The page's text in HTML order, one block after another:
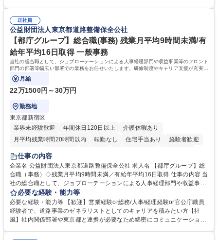
業務をお任せします。残業も基本的には発生せず、ご自身のペースで業務
を進めやすく定着率の高い環境です。 募集職種 東京【経理・総務】週1日
出社程度のリモート中心/残業基本無/独立系ファーム
【働き方について】現在は週4日程度の在宅勤務を実施しており、ワーク
ライフバランスを重視する方に最適な環境です（フルリモートも面接で相
談可）。【求める人物像】幅広いバックオフィス業務に柔軟に対応でき、
社内外と円滑にコミュニケーションを取りながら業務を推進できる方 学
歴・資格 学歴：大学院 大学 高専 短大 専修学校 高校 語学力： 資格：
正社員
公益財団法人東京都道路整備保全公社
【都庁グループ】総合職(事務) 残業月平均9時間未満/有
給年平均16日取得 一般事務
当社の総合職として、ジョブローテーションによる人事経理部門や収益事業等のフロント
部門の部署等幅広い部署での業務をお任せいたします。研修制度やキャリア支援が充実し
ております！ ※下記業務詳細
月給
22万1500円～30万円
勤務地
東京都新宿区
業界未経験歓迎
年間休日120日以上
介護休暇あり
月平均残業時間20時間以内
転勤なし 住宅手当あり
経験者歓迎
研修あり
退職金あり
駅近5分以内
資格取得手当あり 食事補助あり
仕事の内容
企業名 公益財団法人東京都道路整備保全公社 求人名 【都庁グループ】総
合職（事務）◇残業月平均9時間未満／有給年平均16日取得 仕事の内容 当
社の総合職として、ジョブローテーションによる人事経理部門や収益事業
等のフロント部門の部署等幅広い部署での業務をお任せいたします。研修
制度やキャリア支援が充実しております！ ※下記業務詳細 【業務詳細】■
管理部門：広報、人事、経理など当公社の運営に係る管理業務 ■収益部
門：駐車場の新規開拓、管理運営、新宿駅西口広場の「イベントコーナ
必要な経験・能力等
必要な経験・能力等 【歓迎】営業経験or総務/人事/経理経験or官公庁職員
経験者で、道路事業のゼネラリストとしてのキャリアを積みたい方【社
風】社内関係部署や東京都と連携が必要なため綿密にコミュニケーション